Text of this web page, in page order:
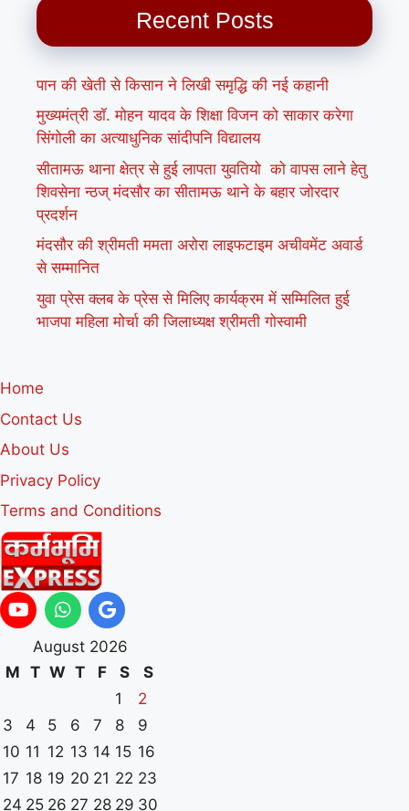
Recent Posts
पान की खेती से किसान ने लिखी समृद्धि की नई कहानी
मुख्यमंत्री डॉ. मोहन यादव के शिक्षा विजन को साकार करेगा
सिंगोली का अत्याधुनिक सांदीपनि विद्यालय
सीतामऊ थाना क्षेत्र से हुई लापता युवतियो को वापस लाने हेतु
शिवसेना न्ठज् मंदसौर का सीतामऊ थाने के बहार जोरदार
प्रदर्शन
मंदसौर की श्रीमती ममता अरोरा लाइफटाइम अचीवमेंट अवार्ड
से सम्मानित
युवा प्रेस क्लब के प्रेस से मिलिए कार्यक्रम में सम्मिलित हुई
भाजपा महिला मोर्चा की जिलाध्यक्ष श्रीमती गोस्वामी
Home
Contact Us
About Us
Privacy Policy
Terms and Conditions
August 2026
M T W T F S
S
1
2
3
4 5 6 7 8
9
10 11 12 13 14 15 16
17 18 19 20 21 22 23
24 25 26 27 28 29 30